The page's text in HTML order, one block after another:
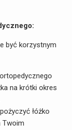
być korzystnym
na krótki okres
łóżko
Twoim